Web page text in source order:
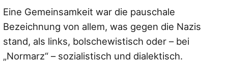
Eine Gemeinsamkeit war die pauschale
Bezeichnung von allem, was gegen die Nazis
stand, als links, bolschewistisch oder – bei
„Normarz“ – sozialistisch und dialektisch.